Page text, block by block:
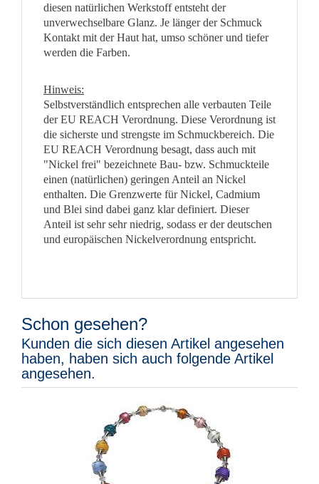
diesen natürlichen Werkstoff entsteht der
unverwechselbare Glanz. Je länger der Schmuck
Kontakt mit der Haut hat, umso schöner und tiefer
werden die Farben.
Hinweis:
Selbstverständlich entsprechen alle verbauten Teile
der EU REACH Verordnung. Diese Verordnung ist
die sicherste und strengste im Schmuckbereich. Die
EU REACH Verordnung besagt, dass auch mit
"Nickel frei" bezeichnete Bau- bzw. Schmuckteile
einen (natürlichen) geringen Anteil an Nickel
enthalten. Die Grenzwerte für Nickel, Cadmium
und Blei sind dabei ganz klar definiert. Dieser
Anteil ist sehr sehr niedrig, sodass er der deutschen
und europäischen Nickelverordnung entspricht.
Schon gesehen?
Kunden die sich diesen Artikel angesehen
haben, haben sich auch folgende Artikel
angesehen.